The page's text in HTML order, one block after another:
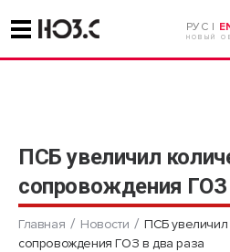
РУС |
НОВЫЙ
ПСБ увеличил
сопровождения ГОЗ
Главная Новости
ПСБ увеличил
сопровождения ГОЗ в два раза